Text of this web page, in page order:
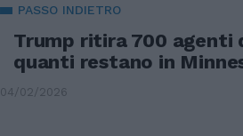
PASSO INDIETRO
Trump ritira 700 agenti
quanti restano in
04/02/2026